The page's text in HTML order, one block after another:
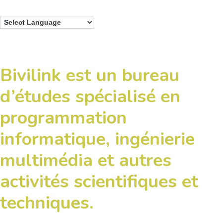
Bivilink est un bureau
d’études spécialisé en
programmation
informatique, ingénierie
multimédia et autres
activités scientifiques et
techniques.